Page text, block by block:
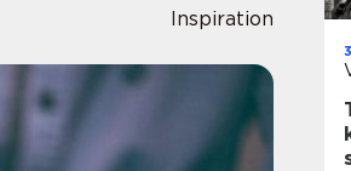
Inspiration